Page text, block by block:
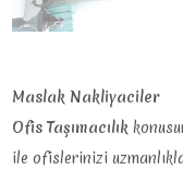
Maslak Nakliyaciler
Ofis Taşımacılık
ile ofislerinizi